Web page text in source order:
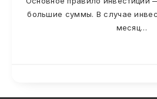
большие суммы. В случае
месяц…